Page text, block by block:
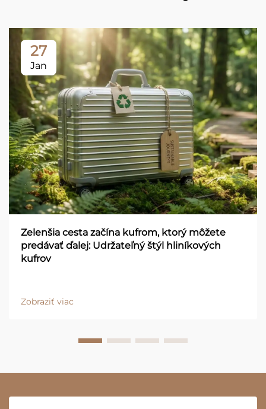
27
Jan
Zelenšia cesta začína kufrom, ktorý môžete
predávať ďalej: Udržateľný štýl hliníkových
kufrov
Zobraziť viac